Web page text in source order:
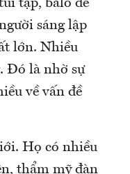
tập, balo để
sáng lập
lớn. Nhiều
Đó là nhờ sự
về vấn đề
Họ có nhiều
thẩm mỹ đàn